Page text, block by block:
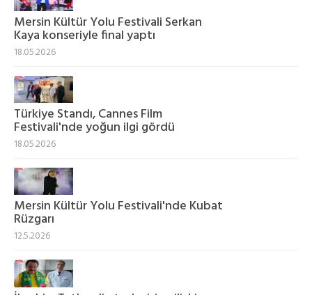
Mersin Kültür Yolu Festivali Serkan
Kaya konseriyle final yaptı
18.05.2026
Türkiye Standı, Cannes Film
Festivali'nde yoğun ilgi gördü
18.05.2026
Mersin Kültür Yolu Festivali'nde Kubat
Rüzgarı
12.5.2026